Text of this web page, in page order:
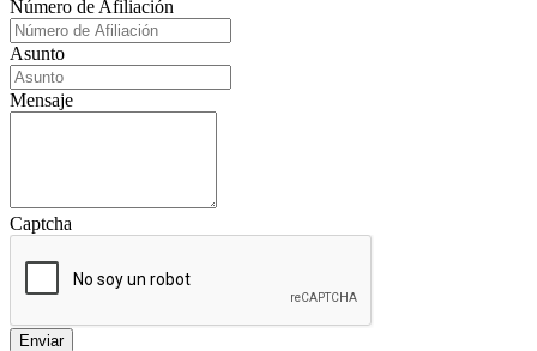
Número de Afiliación
Asunto
Mensaje
Captcha
Enviar